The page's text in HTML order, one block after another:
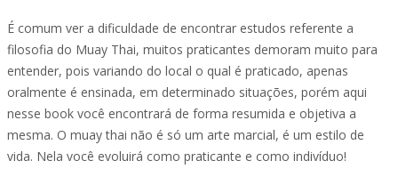
É comum ver a dificuldade de encontrar estudos referente a
filosofia do Muay Thai, muitos praticantes demoram muito para
entender, pois variando do local o qual é praticado, apenas
oralmente é ensinada, em determinado situações, porém aqui
nesse book você encontrará de forma resumida e objetiva a
mesma. O muay thai não é só um arte marcial, é um estilo de
vida. Nela você evoluirá como praticante e como indivíduo!